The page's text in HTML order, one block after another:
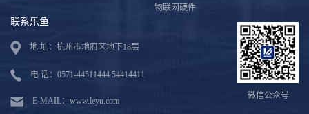
物联网硬件
联系乐鱼
地 址：杭州市地府区地下18层
电 话：0571-44511444 54414411
E-MAIL：www.leyu.com
微信公众号